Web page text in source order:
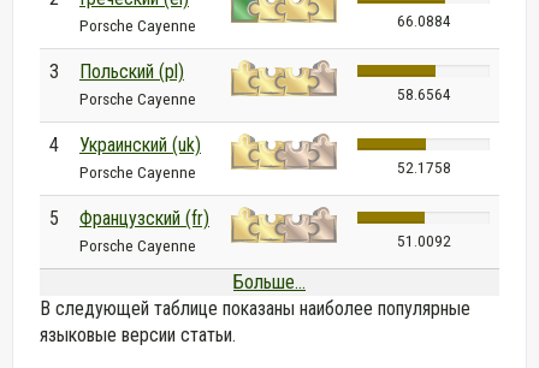
Porsche Cayenne 66.0884
3 Польский (pl)
Porsche Cayenne 58.6564
4 Украинский (uk)
Porsche Cayenne 52.1758
5 Французский (fr)
Porsche Cayenne 51.0092
Больше...
В следующей таблице показаны наиболее популярные
языковые версии статьи.